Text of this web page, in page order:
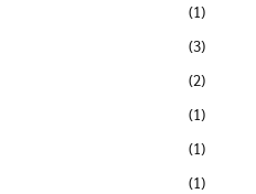
(1)
(3)
(2)
(1)
(1)
(1)